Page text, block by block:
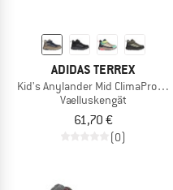
ADIDAS TERREX
Kid's Anylander Mid ClimaProof CF
Vaelluskengät
61,70 €
(0)